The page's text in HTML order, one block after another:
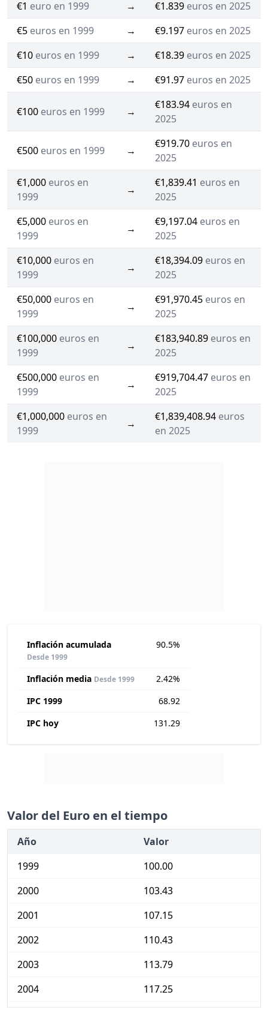
€1 euro en 1999 → €1.839 euros en 2025
€5 euros en 1999 → €9.197 euros en 2025
€10 euros en 1999 → €18.39 euros en 2025
€50 euros en 1999 → €91.97 euros en 2025
€100 euros en 1999 →
€183.94 euros en
2025
€500 euros en 1999 →
€919.70 euros en
2025
€1,000 euros en
1999
→
€1,839.41 euros en
2025
€5,000 euros en
1999
→
€9,197.04 euros en
2025
€10,000 euros en
1999
→
€18,394.09 euros en
2025
€50,000 euros en
1999
→
€91,970.45 euros en
2025
€100,000 euros en
1999
→
€183,940.89 euros en
2025
€500,000 euros en
1999
→
€919,704.47 euros en
2025
€1,000,000 euros en
1999
→
€1,839,408.94 euros
en 2025
Inflación acumulada
Desde 1999
90.5%
Inflación media Desde 1999
2.42%
IPC 1999
68.92
IPC hoy
131.29
Valor del Euro en el tiempo
Año
Valor
1999
100.00
2000
103.43
2001
107.15
2002
110.43
2003
113.79
2004
117.25